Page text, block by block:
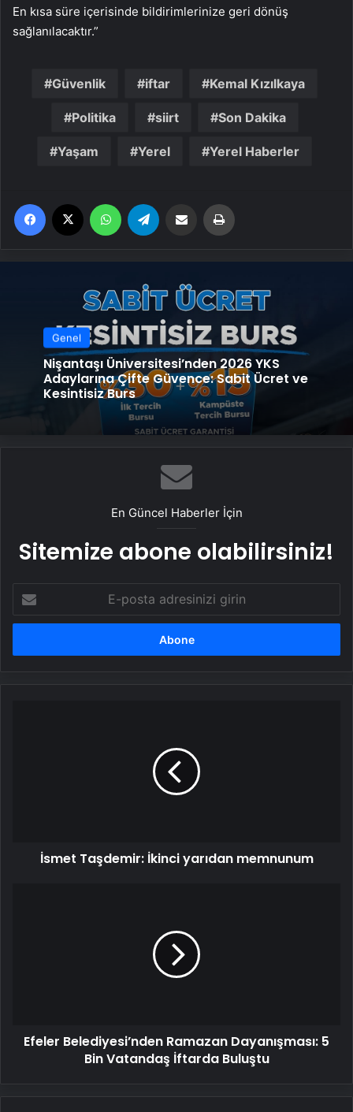
En kısa süre içerisinde bildirimlerinize geri dönüş
sağlanılacaktır.”
Güvenlik iftar Kemal Kızılkaya
Politika siirt Son Dakika
Yaşam Yerel Yerel Haberler
Facebook WhatsApp Email'den paylaş
Genel
Nişantaşı Üniversitesi’nden 2026 YKS
Adaylarına Çifte Güvence: Sabit Ücret ve
Kesintisiz Burs
En Güncel Haberler İçin
Sitemize abone olabilirsiniz!
posta
adresinizi
İsmet Taşdemir: İkinci yarıdan memnunum
Efeler Belediyesi’nden Ramazan Dayanışması: 5
Bin Vatandaş İftarda Buluştu